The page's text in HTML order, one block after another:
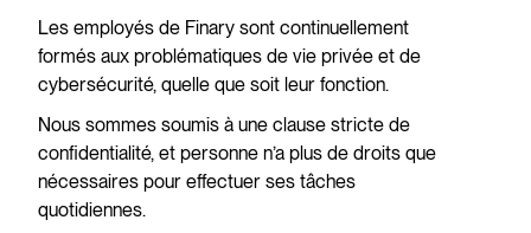
Les employés de Finary sont continuellement
formés aux problématiques de vie privée et de
cybersécurité, quelle que soit leur fonction.
Nous sommes soumis à une clause stricte de
confidentialité, et personne n’a plus de droits que
nécessaires pour effectuer ses tâches
quotidiennes.